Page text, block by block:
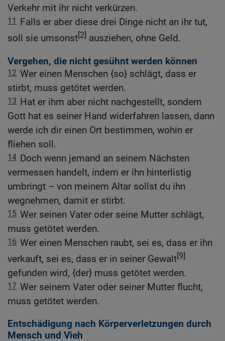
Verkehr mit ihr nicht verkürzen.
11 Falls er aber diese drei Dinge nicht an ihr tut,
soll sie umsonst[2] ausziehen, ohne Geld.
Vergehen, die nicht gesühnt werden können
12 Wer einen Menschen {so} schlägt, dass er
stirbt, muss getötet werden.
13 Hat er ihm aber nicht nachgestellt, sondern
Gott hat es seiner Hand widerfahren lassen, dann
werde ich dir einen Ort bestimmen, wohin er
fliehen soll.
14 Doch wenn jemand an seinem Nächsten
vermessen handelt, indem er ihn hinterlistig
umbringt – von meinem Altar sollst du ihn
wegnehmen, damit er stirbt.
15 Wer seinen Vater oder seine Mutter schlägt,
muss getötet werden.
16 Wer einen Menschen raubt, sei es, dass er ihn
verkauft, sei es, dass er in seiner Gewalt[9]
gefunden wird, {der} muss getötet werden.
17 Wer seinem Vater oder seiner Mutter flucht,
muss getötet werden.
Entschädigung nach Körperverletzungen durch
Mensch und Vieh